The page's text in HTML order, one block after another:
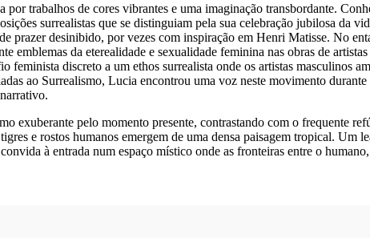
trabalhos de cores vibrantes e uma imaginação transbordante.
surrealistas que se distinguiam pela sua celebração jubilosa da
prazer desinibido, por vezes com inspiração em Henri Matisse. No
da eterealidade e sexualidade feminina nas obras de
discreto a um ethos surrealista onde os artistas masculinos
ao Surrealismo, Lucia encontrou uma voz neste movimento
exuberante pelo momento presente, contrastando com o frequente
e rostos humanos emergem de uma densa paisagem tropical. Um
à entrada num espaço místico onde as fronteiras entre o